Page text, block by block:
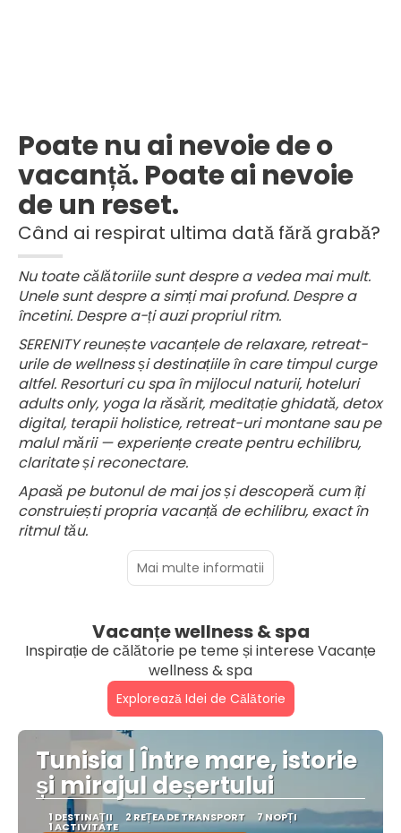
Poate nu ai nevoie de o
vacanță. Poate ai nevoie
de un reset.
Când ai respirat ultima dată fără grabă?
Nu toate călătoriile sunt despre a vedea mai mult.
Unele sunt despre a simți mai profund. Despre a
încetini. Despre a-ți auzi propriul ritm.
SERENITY reunește vacanțele de relaxare, retreat-
urile de wellness și destinațiile în care timpul curge
altfel. Resorturi cu spa în mijlocul naturii, hoteluri
adults only, yoga la răsărit, meditație ghidată, detox
digital, terapii holistice, retreat-uri montane sau pe
malul mării — experiențe create pentru echilibru,
claritate și reconectare.
Apasă pe butonul de mai jos și descoperă cum îți
construiești propria vacanță de echilibru, exact în
ritmul tău.
Mai multe informatii
Vacanțe wellness & spa
Inspirație de călătorie pe teme și interese Vacanțe
wellness & spa
Explorează Idei de Călătorie
Tunisia | Între mare, istorie
și mirajul deșertului
1 DESTINAŢII 2 REȚEA DE TRANSPORT 7 NOPȚI
1 ACTIVITATE